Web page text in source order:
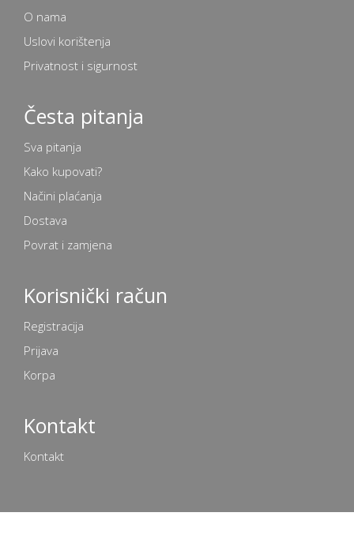
O nama
Uslovi korištenja
Privatnost i sigurnost
Česta pitanja
Sva pitanja
Kako kupovati?
Načini plaćanja
Dostava
Povrat i zamjena
Korisnički račun
Registracija
Prijava
Korpa
Kontakt
Kontakt